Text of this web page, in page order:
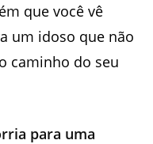
que você vê
um idoso que não
caminho do seu
para uma